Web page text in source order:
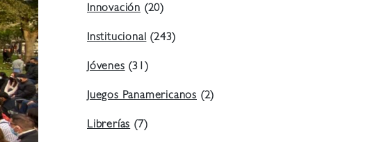
Innovación (20)
Institucional(243)
Jóvenes(31)
Juegos Panamericanos (2)
Librerías(7)